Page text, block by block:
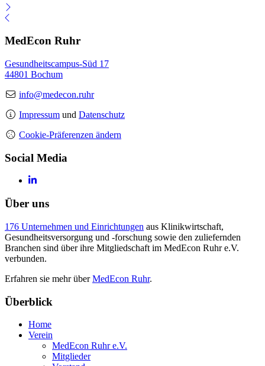
MedEcon Ruhr
Gesundheitscampus-Süd 17
44801 Bochum
info@medecon.ruhr
Impressum und Datenschutz
Cookie-Präferenzen ändern
Social Media
Über uns
176 Unternehmen und Einrichtungen aus Klinikwirtschaft,
Gesundheitsversorgung und -forschung sowie den zuliefernden
Branchen sind über ihre Mitgliedschaft im MedEcon Ruhr e.V.
verbunden.
Erfahren sie mehr überMedEcon Ruhr.
Überblick
Home
Verein
MedEcon Ruhr e.V.
Mitglieder